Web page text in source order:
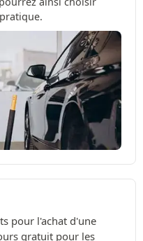
pour l'achat d'une
gratuit pour les